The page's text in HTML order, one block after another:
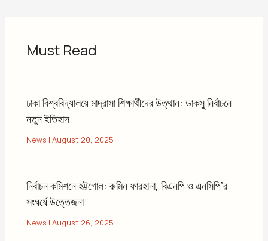
Must Read
ঢাকা বিশ্ববিদ্যালয়ে মাদ্রাসা শিক্ষার্থীদের উত্থান: ডাকসু নির্বাচনে
নতুন ইতিহাস
News |August 20, 2025
নির্বাচন কমিশনে হট্টগোল: রুমিন ফারহানা, বিএনপি ও এনসিপি’র
সংঘর্ষে উত্তেজনা
News |August 26, 2025